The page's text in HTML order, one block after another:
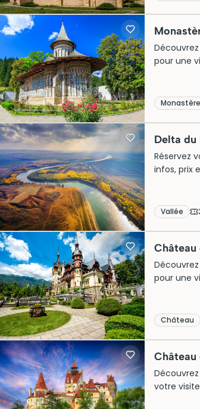
pour une
Monastère
Delta du
Réservez
infos, prix
Vallée
Château
pour une
Château
Château
votre